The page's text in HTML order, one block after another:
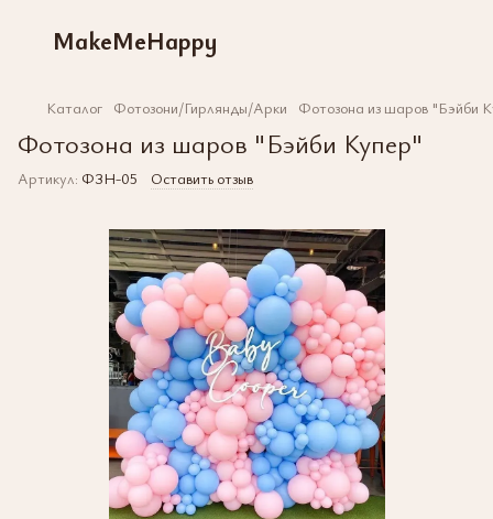
MakeMeHappy
Каталог Фотозони/Гирлянды/Арки Фотозона из шаров "Бэйби
Фотозона из шаров "Бэйби Купер"
Артикул: ФЗН-05 Оставить отзыв